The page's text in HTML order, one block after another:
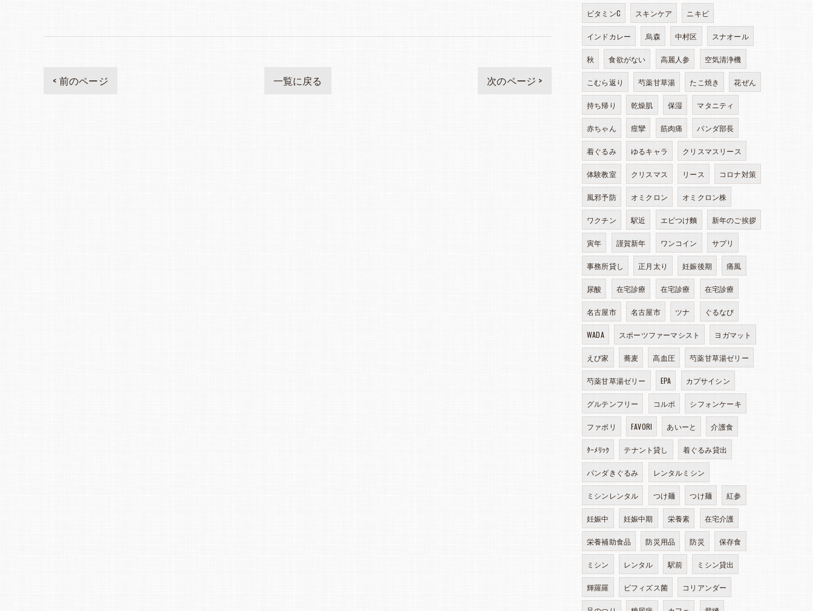
< 前のページ 一覧に戻る 次のページ >
ビタミンC スキンケア ニキビ
インドカレー 烏森 中村区 スナオール
秋 食欲がない 高麗人参 空気清浄機
こむら返り 芍薬甘草湯 たこ焼き 花ぜん
持ち帰り 乾燥肌 保湿 マタニティ
赤ちゃん 痙攣 筋肉痛 パンダ部長
着ぐるみ ゆるキャラ クリスマスリース
体験教室 クリスマス リース コロナ対策
風邪予防 オミクロン オミクロン株
ワクチン 駅近 エビつけ麵 新年のご挨拶
寅年 謹賀新年 ワンコイン サプリ
事務所貸し 正月太り 妊娠後期 痛風
尿酸 在宅診療 在宅診療 在宅診療
名古屋市 名古屋市 ツナ ぐるなび
WADA スポーツファーマシスト ヨガマット
えび家 蕎麦 高血圧 芍薬甘草湯ゼリー
芍薬甘草湯ゼリー EPA カプサイシン
グルテンフリー コルポ シフォンケーキ
ファボリ FAVORI あいーと 介護食
ﾀｰﾒﾘｯｸ テナント貸し 着ぐるみ貸出
パンダきぐるみ レンタルミシン
ミシンレンタル つけ麺 つけ麺 紅参
妊娠中 妊娠中期 栄養素 在宅介護
栄養補助食品 防災用品 防災 保存食
ミシン レンタル 駅前 ミシン貸出
輝羅羅 ビフィズス菌 コリアンダー